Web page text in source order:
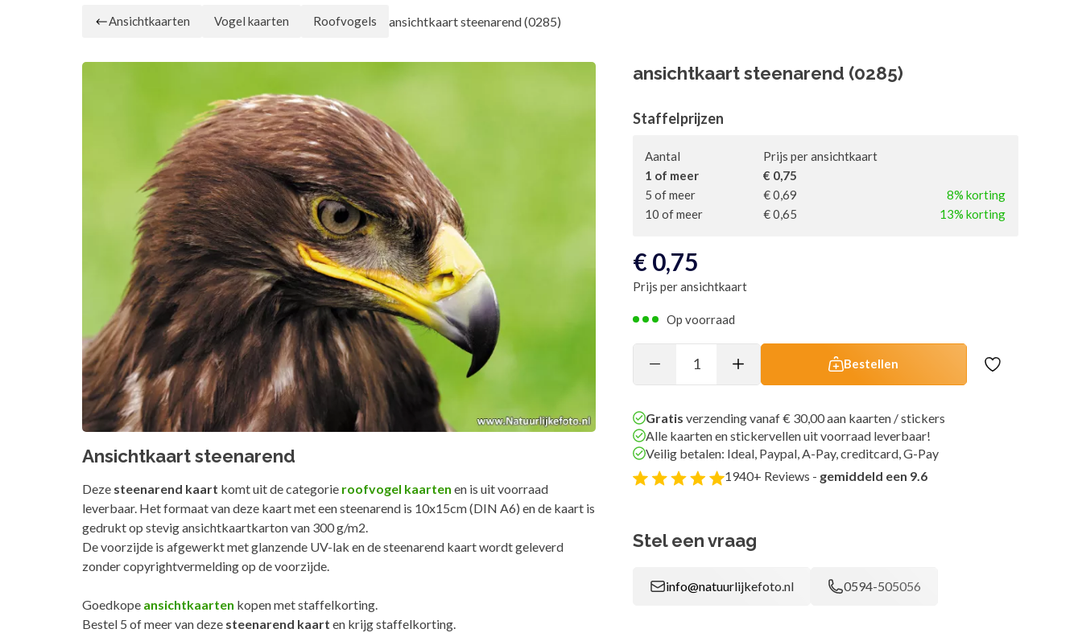
Ansichtkaarten Vogel kaarten Roofvogels ansichtkaart steenarend (0285)
ansichtkaart steenarend (0285)
Staffelprijzen
Aantal
Prijs per ansichtkaart
1 of meer
€ 0,75
5 of meer
€ 0,69
8% korting
10 of meer
€ 0,65 13% korting
€ 0,75
Prijs per ansichtkaart
Op voorraad
Bestellen
Gratis verzending vanaf € 30,00 aan kaarten / stickers
Alle kaarten en stickervellen uit voorraad leverbaar!
Veilig betalen: Ideal, Paypal, A-Pay, creditcard, G-Pay
1940+ Reviews - gemiddeld een 9.6
Stel een vraag
info@natuurlijkefoto.nl 0594-505056
Ansichtkaart steenarend
Deze steenarend kaart komt uit de categorie roofvogel kaarten en is uit voorraad
leverbaar. Het formaat van deze kaart met een steenarend is 10x15cm (DIN A6) en de kaart is
gedrukt op stevig ansichtkaartkarton van 300 g/m2.
De voorzijde is afgewerkt met glanzende UV-lak en de steenarend kaart wordt geleverd
zonder copyrightvermelding op de voorzijde.
Goedkope ansichtkaarten kopen met staffelkorting.
Bestel 5 of meer van deze steenarend kaart en krijg staffelkorting.